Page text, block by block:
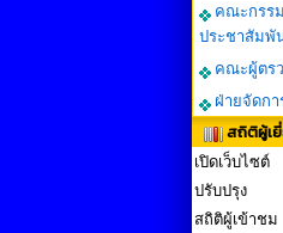
คณะกรร
ประชาสัมพั
คณะผู้ตร
ฝ่ายจัดกา
สถิติผู้เ
เปิดเว็บไซต์
ปรับปรุง
สถิติผู้เข้าชม